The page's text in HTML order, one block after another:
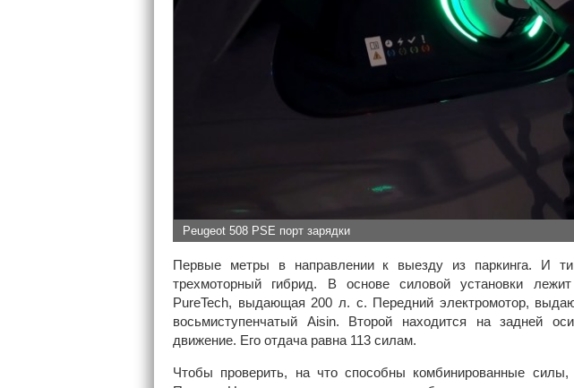
Peugeot 508 PSE порт зарядки
Первые метры в направлении к выезду из паркинга. И
трехмоторный гибрид. В основе силовой установки лежит
PureTech, выдающая 200 л. с. Передний электромотор,
восьмиступенчатый Aisin. Второй находится на задней
движение. Его отдача равна 113 силам.
Чтобы проверить, на что способны комбинированные